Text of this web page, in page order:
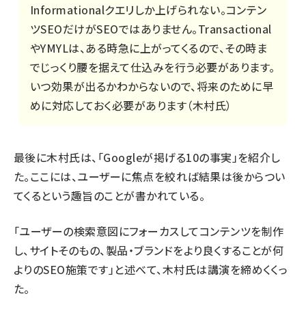
Informationalクエリしか上げられない。コンテン
ツSEOだけがSEOではありません。Transactional
やYMYLは、ある時急に上がってくるので、その時ま
でじっくり腰を据えて仕込みを行う必要があります。
いつ効果が出るかわからないので、将来のために早
めに対応しておく必要があります（木村氏）
最後に木村氏は、「Googleが掲げる10の事実 」を紹介し
た。ここには、ユーザーに焦点を絞れば結果は後からつい
てくるという趣旨のことが書かれている。
「ユーザーの検索意図にフォーカスしてコンテンツを制作
し、サイトそのもの、製品・ブランドをより良くすることが何
よりのSEO施策です」と述べて、木村氏は講演を締めくくっ
た。